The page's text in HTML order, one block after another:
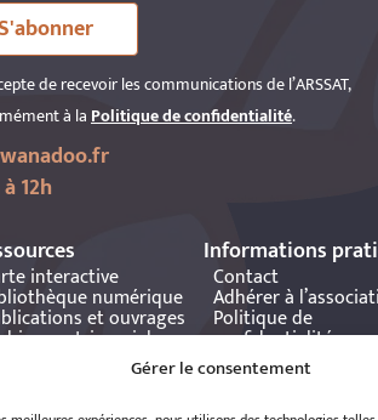
Gérer le consentement
de recevoir les communications de l’ARSSAT,
à laPolitique de confidentialité.
12h
interactive
numérique
et ouvrages
patrimoniales
Informations
Contact
Adhérer à
Politique de
confidentialité
Politique de cookies
Mentions légales